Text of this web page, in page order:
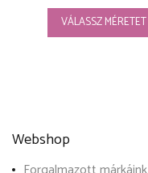
VÁLASSZ MÉRETET
Webshop